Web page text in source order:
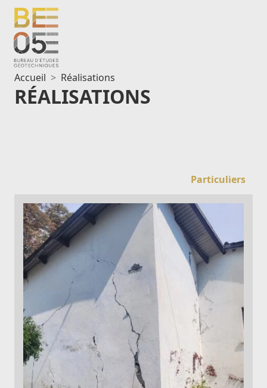
Aller
au
contenu
Accueil Réalisations
RÉALISATIONS
Particuliers